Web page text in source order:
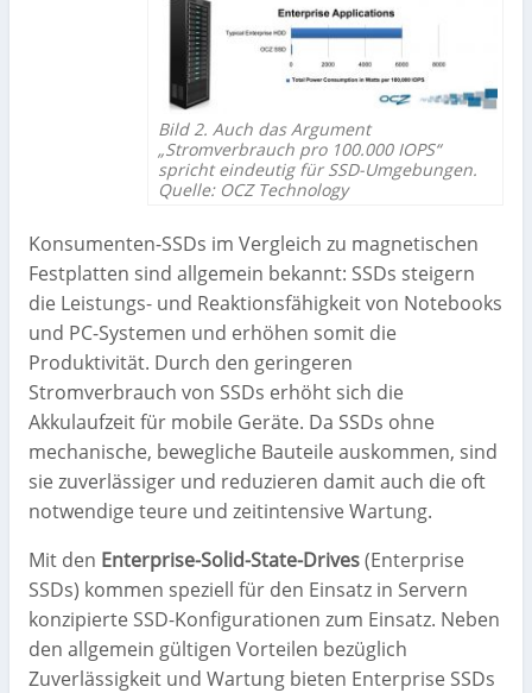
Bild 2. Auch das Argument
„Stromverbrauch pro 100.000 IOPS“
spricht eindeutig für SSD-Umgebungen.
Quelle: OCZ Technology
Konsumenten-SSDs im Vergleich zu magnetischen
Festplatten sind allgemein bekannt: SSDs steigern
die Leistungs- und Reaktionsfähigkeit von Notebooks
und PC-Systemen und erhöhen somit die
Produktivität. Durch den geringeren
Stromverbrauch von SSDs erhöht sich die
Akkulaufzeit für mobile Geräte. Da SSDs ohne
mechanische, bewegliche Bauteile auskommen, sind
sie zuverlässiger und reduzieren damit auch die oft
notwendige teure und zeitintensive Wartung.
Mit den Enterprise-Solid-State-Drives(Enterprise
SSDs) kommen speziell für den Einsatz in Servern
konzipierte SSD-Konfigurationen zum Einsatz. Neben
den allgemein gültigen Vorteilen bezüglich
Zuverlässigkeit und Wartung bieten Enterprise SSDs